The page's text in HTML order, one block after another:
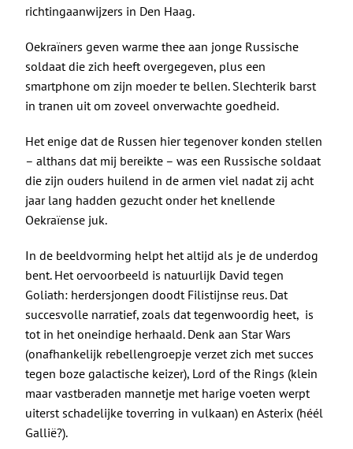
richtingaanwijzers in Den Haag.
Oekraïners geven warme thee aan jonge Russische
soldaat die zich heeft overgegeven, plus een
smartphone om zijn moeder te bellen. Slechterik barst
in tranen uit om zoveel onverwachte goedheid.
Het enige dat de Russen hier tegenover konden stellen
– althans dat mij bereikte – was een Russische soldaat
die zijn ouders huilend in de armen viel nadat zij acht
jaar lang hadden gezucht onder het knellende
Oekraïense juk.
In de beeldvorming helpt het altijd als je de underdog
bent. Het oervoorbeeld is natuurlijk David tegen
Goliath: herdersjongen doodt Filistijnse reus. Dat
succesvolle narratief, zoals dat tegenwoordig heet, is
tot in het oneindige herhaald. Denk aan Star Wars
(onafhankelijk rebellengroepje verzet zich met succes
tegen boze galactische keizer), Lord of the Rings (klein
maar vastberaden mannetje met harige voeten werpt
uiterst schadelijke toverring in vulkaan) en Asterix (héél
Gallië?).